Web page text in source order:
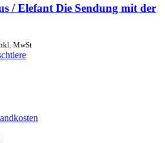
/ Elefant Die Sendung mit der
MwSt